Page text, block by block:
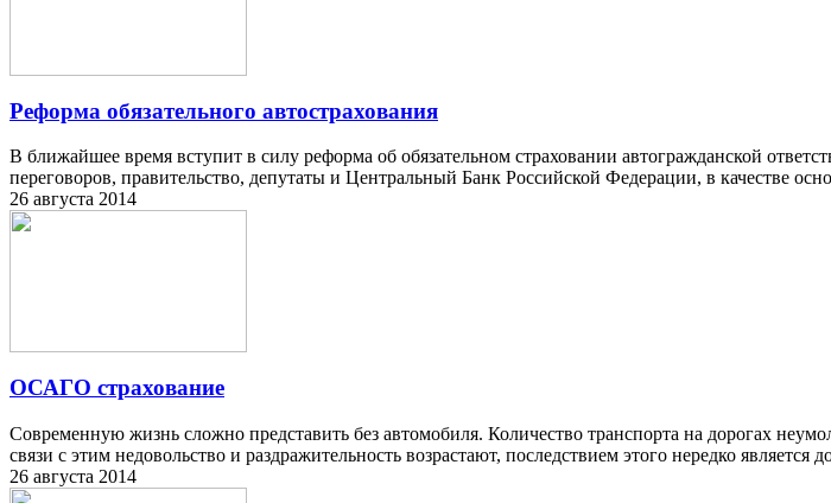
Реформа обязательного автострахования
В ближайшее время вступит в силу реформа об обязательном страховании автогражданской
переговоров, правительство, депутаты и Центральный Банк Российской Федерации, в качестве
26 августа 2014
ОСАГО страхование
Современную жизнь сложно представить без автомобиля. Количество транспорта на дорогах
связи с этим недовольство и раздражительность возрастают, последствием этого нередко
26 августа 2014